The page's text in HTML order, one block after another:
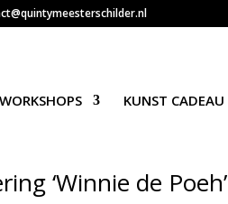
WORKSHOPS KUNST CADEAU
‘Winnie de Poeh’